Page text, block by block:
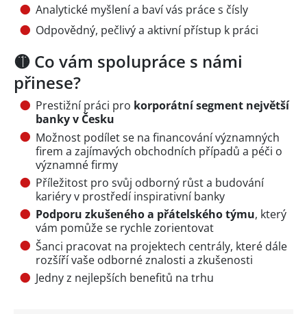
Analytické myšlení a baví vás práce s čísly
Odpovědný, pečlivý a aktivní přístup k práci
🟡 Co vám spolupráce s námi
přinese?
Prestižní práci pro korporátní segment největší
banky v Česku
Možnost podílet se na financování významných
firem a zajímavých obchodních případů a péči o
významné firmy
Příležitost pro svůj odborný růst a budování
kariéry v prostředí inspirativní banky
Podporu zkušeného a přátelského týmu, který
vám pomůže se rychle zorientovat
Šanci pracovat na projektech centrály, které dále
rozšíří vaše odborné znalosti a zkušenosti
Jedny z nejlepších benefitů na trhu